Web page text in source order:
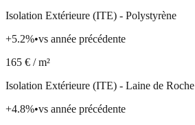
Isolation Extérieure (ITE) - Polystyrène
+5.2%•vs année précédente
165 € / m²
Isolation Extérieure (ITE) - Laine de Roche
+4.8%•vs année précédente